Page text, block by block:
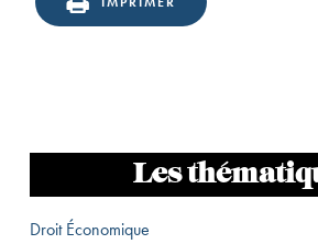
Les
Droit Économique